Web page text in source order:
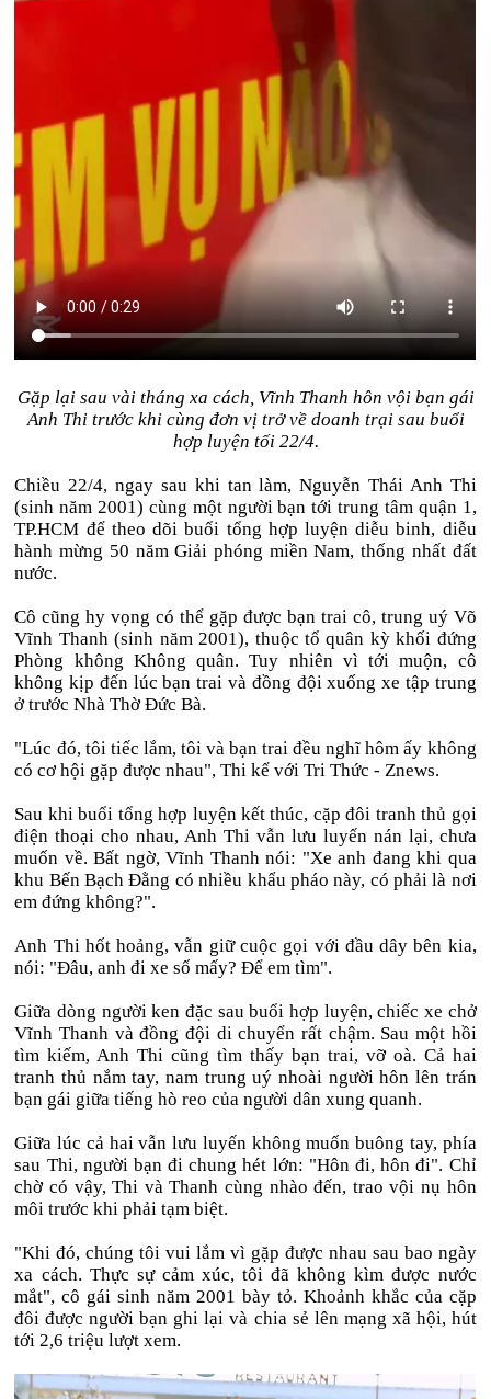
Gặp lại sau vài tháng xa cách, Vĩnh Thanh hôn vội bạn gái
Anh Thi trước khi cùng đơn vị trở về doanh trại sau buổi
hợp luyện tối 22/4.
Chiều 22/4, ngay sau khi tan làm, Nguyễn Thái Anh Thi
(sinh năm 2001) cùng một người bạn tới trung tâm quận 1,
TP.HCM để theo dõi buổi tổng hợp luyện diễu binh, diễu
hành mừng 50 năm Giải phóng miền Nam, thống nhất đất
nước.
Cô cũng hy vọng có thể gặp được bạn trai cô, trung uý Võ
Vĩnh Thanh (sinh năm 2001), thuộc tổ quân kỳ khối đứng
Phòng không Không quân. Tuy nhiên vì tới muộn, cô
không kịp đến lúc bạn trai và đồng đội xuống xe tập trung
ở trước Nhà Thờ Đức Bà.
"Lúc đó, tôi tiếc lắm, tôi và bạn trai đều nghĩ hôm ấy không
có cơ hội gặp được nhau", Thi kể với Tri Thức - Znews.
Sau khi buổi tổng hợp luyện kết thúc, cặp đôi tranh thủ gọi
điện thoại cho nhau, Anh Thi vẫn lưu luyến nán lại, chưa
muốn về. Bất ngờ, Vĩnh Thanh nói: "Xe anh đang khi qua
khu Bến Bạch Đằng có nhiều khẩu pháo này, có phải là nơi
em đứng không?".
Anh Thi hốt hoảng, vẫn giữ cuộc gọi với đầu dây bên kia,
nói: "Đâu, anh đi xe số mấy? Để em tìm".
Giữa dòng người ken đặc sau buổi hợp luyện, chiếc xe chở
Vĩnh Thanh và đồng đội di chuyển rất chậm. Sau một hồi
tìm kiếm, Anh Thi cũng tìm thấy bạn trai, vỡ oà. Cả hai
tranh thủ nắm tay, nam trung uý nhoài người hôn lên trán
bạn gái giữa tiếng hò reo của người dân xung quanh.
Giữa lúc cả hai vẫn lưu luyến không muốn buông tay, phía
sau Thi, người bạn đi chung hét lớn: "Hôn đi, hôn đi". Chỉ
chờ có vậy, Thi và Thanh cùng nhào đến, trao vội nụ hôn
môi trước khi phải tạm biệt.
"Khi đó, chúng tôi vui lắm vì gặp được nhau sau bao ngày
xa cách. Thực sự cảm xúc, tôi đã không kìm được nước
mắt", cô gái sinh năm 2001 bày tỏ. Khoảnh khắc của cặp
đôi được người bạn ghi lại và chia sẻ lên mạng xã hội, hút
tới 2,6 triệu lượt xem.